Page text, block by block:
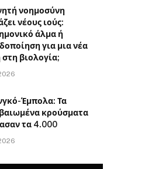
νοημοσύνη
νέους ιούς:
άλμα ή
για μια νέα
βιολογία;
Έμπολα: Τα
κρούσματα
τα 4.000